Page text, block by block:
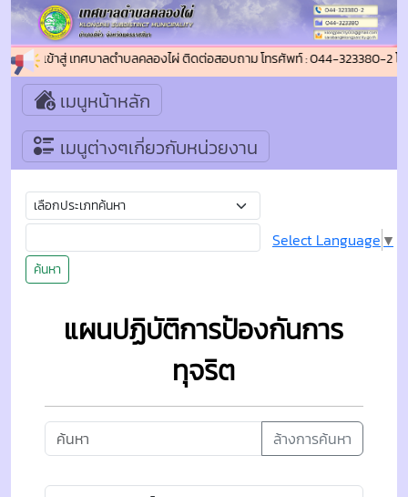
อนรับเข้าสู่ เทศบาลตำบลคลองไผ่ ติดต่อสอบถาม โทรศัพท์ : 044-323380-2 โ
เมนูหน้าหลัก
เมนูต่างๆเกี่ยวกับหน่วยงาน
ค้นหา
Select Language ▼
แผนปฏิบัติการป้องกันการ
ทุจริต
ล้างการค้นหา